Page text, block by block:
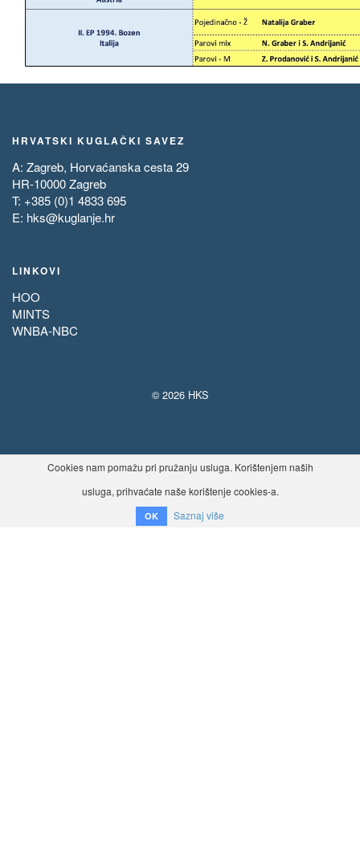
HRVATSKI KUGLAČKI SAVEZ
A: Zagreb, Horvaćanska cesta 29
HR-10000 Zagreb
T: +385 (0)1 4833 695
E: hks@kuglanje.hr
LINKOVI
HOO
MINTS
WNBA-NBC
© 2026 HKS
Cookies nam pomažu pri pružanju usluga. Korištenjem naših
usluga, prihvaćate naše korištenje cookies-a.
OK Saznaj više